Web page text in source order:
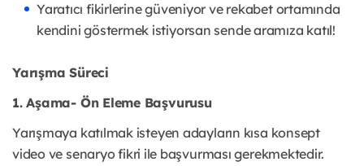
Yaratıcı fikirlerine güveniyor ve rekabet ortamında
kendini göstermek istiyorsan sende aramıza katıl!
Yarışma Süreci
1. Aşama- Ön Eleme Başvurusu
Yarışmaya katılmak isteyen adayların kısa konsept
video ve senaryo fikri ile başvurması gerekmektedir.